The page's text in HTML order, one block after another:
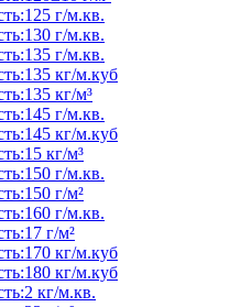
г/м.кв.
г/м.кв.
г/м.кв.
кг/м.куб
кг/м³
г/м.кв.
кг/м.куб
кг/м³
г/м.кв.
г/м²
г/м.кв.
г/м²
кг/м.куб
кг/м.куб
кг/м.кв.